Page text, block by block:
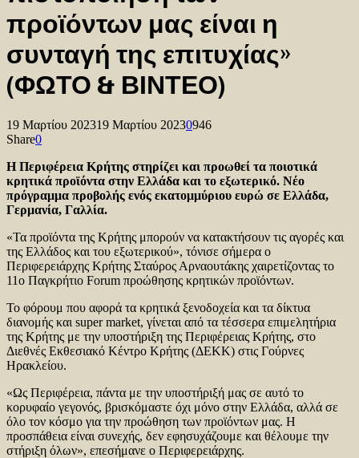
προϊόντων μας είναι η
συνταγή της επιτυχίας»
(ΦΩΤΟ & ΒΙΝΤΕΟ)
19 Μαρτίου 202319 Μαρτίου 20230946
Share0
Η Περιφέρεια Κρήτης στηρίζει και προωθεί τα ποιοτικά
κρητικά προϊόντα στην Ελλάδα και το εξωτερικό. Νέο
πρόγραμμα προβολής ενός εκατομμύριου ευρώ σε Ελλάδα,
Γερμανία, Γαλλία.
«Τα προϊόντα της Κρήτης μπορούν να κατακτήσουν τις αγορές και
της Ελλάδος και του εξωτερικού», τόνισε σήμερα ο
Περιφερειάρχης Κρήτης Σταύρος Αρναουτάκης χαιρετίζοντας το
11ο Παγκρήτιο Forum προώθησης κρητικών προϊόντων.
Το φόρουμ που αφορά τα κρητικά ξενοδοχεία και τα δίκτυα
διανομής και super market, γίνεται από τα τέσσερα επιμελητήρια
της Κρήτης με την υποστήριξη της Περιφέρειας Κρήτης, στο
Διεθνές Εκθεσιακό Κέντρο Κρήτης (ΔΕΚΚ) στις Γούρνες
Ηρακλείου.
«Ως Περιφέρεια, πάντα με την υποστήριξή μας σε αυτό το
κορυφαίο γεγονός, βρισκόμαστε όχι μόνο στην Ελλάδα, αλλά σε
όλο τον κόσμο για την προώθηση των προϊόντων μας. Η
προσπάθεια είναι συνεχής, δεν εφησυχάζουμε και θέλουμε την
στήριξη όλων», επεσήμανε ο Περιφερειάρχης.